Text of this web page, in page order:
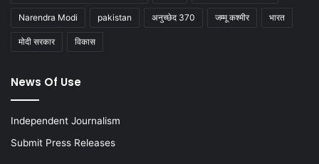
Narendra Modi pakistan अनुच्छेद 370 जम्मू कश्मीर भारत
मोदी सरकार विकास
News Of Use
Independent Journalism
Submit Press Releases